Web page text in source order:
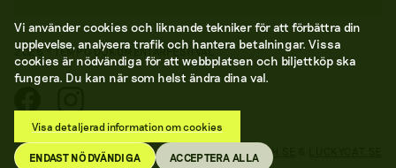
2026 © TEMPO DOKUMENTÄRFESTIVAL
BUTCH.SE
Vi använder cookies och liknande tekniker för att förbättra din
upplevelse, analysera trafik och hantera betalningar. Vissa
cookies är nödvändiga för att webbplatsen och biljettköp ska
fungera. Du kan när som helst ändra dina val.
Visa detaljerad information om cookies
ENDAST NÖDVÄNDIGA ACCEPTERA ALLA